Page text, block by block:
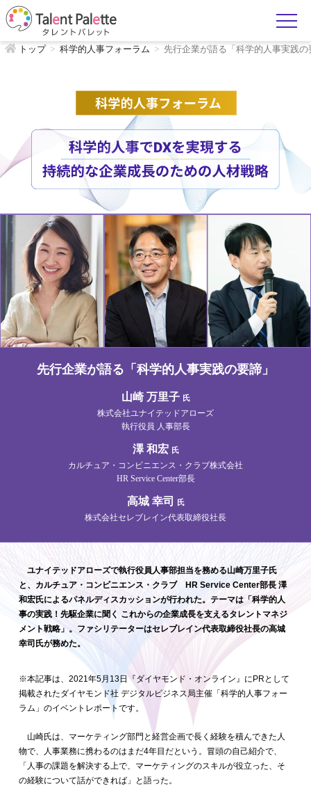
トップ 科学的人事フォーラム 先行企業が語る「科学的人事実践の
先行企業が語る「科学的人事実践の要諦」
山崎 万里子 氏
株式会社ユナイテッドアローズ
執行役員 人事部長
澤 和宏 氏
カルチュア・コンビニエンス・クラブ株式会社
HR Service Center部長
高城 幸司 氏
株式会社セレブレイン代表取締役社長
ユナイテッドアローズで執行役員人事部担当を務める山崎万里子氏
と、カルチュア・コンビニエンス・クラブ HR Service Center部長 澤
和宏氏によるパネルディスカッションが行われた。テーマは「科学的人
事の実践！先駆企業に聞く これからの企業成長を支えるタレントマネジ
メント戦略」。ファシリテーターはセレブレイン代表取締役社長の高城
幸司氏が務めた。
※本記事は、2021年5月13日『ダイヤモンド・オンライン』にPRとして
掲載されたダイヤモンド社 デジタルビジネス局主催「科学的人事フォー
ラム」のイベントレポートです。
山崎氏は、マーケティング部門と経営企画で長く経験を積んできた人
物で、人事業務に携わるのはまだ4年目だという。冒頭の自己紹介で、
「人事の課題を解決する上で、マーケティングのスキルが役立った、そ
の経験について話ができれば」と語った。